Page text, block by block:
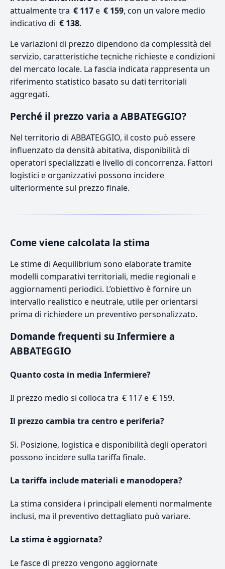
attualmente tra € 117e € 159, con un valore medio
indicativo di € 138.
Le variazioni di prezzo dipendono da complessità del
servizio, caratteristiche tecniche richieste e condizioni
del mercato locale. La fascia indicata rappresenta un
riferimento statistico basato su dati territoriali
aggregati.
Perché il prezzo varia a ABBATEGGIO?
Nel territorio di ABBATEGGIO, il costo può essere
influenzato da densità abitativa, disponibilità di
operatori specializzati e livello di concorrenza. Fattori
logistici e organizzativi possono incidere
ulteriormente sul prezzo finale.
Come viene calcolata la stima
Le stime di Aequilibrium sono elaborate tramite
modelli comparativi territoriali, medie regionali e
aggiornamenti periodici. L’obiettivo è fornire un
intervallo realistico e neutrale, utile per orientarsi
prima di richiedere un preventivo personalizzato.
Domande frequenti su Infermiere a
ABBATEGGIO
Quanto costa in media Infermiere?
Il prezzo medio si colloca tra € 117 e € 159.
Il prezzo cambia tra centro e periferia?
Sì. Posizione, logistica e disponibilità degli operatori
possono incidere sulla tariffa finale.
La tariffa include materiali e manodopera?
La stima considera i principali elementi normalmente
inclusi, ma il preventivo dettagliato può variare.
La stima è aggiornata?
Le fasce di prezzo vengono aggiornate